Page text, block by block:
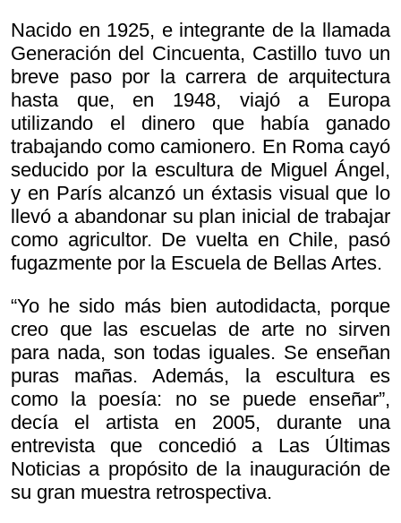
Nacido en 1925, e integrante de la llamada
Generación del Cincuenta, Castillo tuvo un
breve paso por la carrera de arquitectura
hasta que, en 1948, viajó a Europa
utilizando el dinero que había ganado
trabajando como camionero. En Roma cayó
seducido por la escultura de Miguel Ángel,
y en París alcanzó un éxtasis visual que lo
llevó a abandonar su plan inicial de trabajar
como agricultor. De vuelta en Chile, pasó
fugazmente por la Escuela de Bellas Artes.
“Yo he sido más bien autodidacta, porque
creo que las escuelas de arte no sirven
para nada, son todas iguales. Se enseñan
puras mañas. Además, la escultura es
como la poesía: no se puede enseñar”,
decía el artista en 2005, durante una
entrevista que concedió a Las Últimas
Noticias a propósito de la inauguración de
su gran muestra retrospectiva.